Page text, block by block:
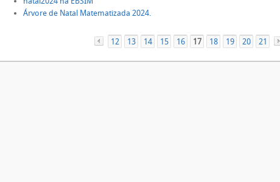
Árvore de Natal Matematizada 2024.
«
12 13 14 15 16 17 18 19 20 21